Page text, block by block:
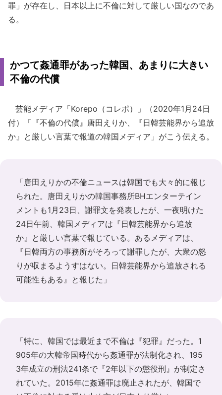
罪」が存在し、日本以上に不倫に対して厳しい国なのであ
る。
かつて姦通罪があった韓国、あまりに大きい
不倫の代償
芸能メディア「Korepo（コレポ）」（2020年1月24日
付）「『不倫の代償』唐田えりか、『日韓芸能界から追放
か』と厳しい言葉で報道の韓国メディア」がこう伝える。
「唐田えりかの不倫ニュースは韓国でも大々的に報じ
られた。唐田えりかの韓国事務所BHエンターテイン
メントも1月23日、謝罪文を発表したが、一夜明けた
24日午前、韓国メディアは『日韓芸能界から追放
か』と厳しい言葉で報じている。あるメディアは、
『日韓両方の事務所がそろって謝罪したが、大衆の怒
りが収まるようすはない。日韓芸能界から追放される
可能性もある』と報じた」
「特に、韓国では最近まで不倫は『犯罪』だった。1
905年の大韓帝国時代から姦通罪が法制化され、195
3年成立の刑法241条で『2年以下の懲役刑』が制定さ
れていた。2015年に姦通罪は廃止されたが、韓国で